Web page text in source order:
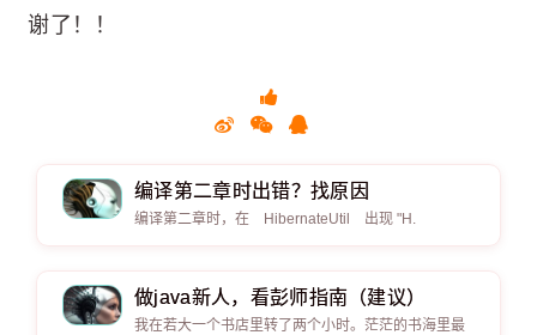
谢了！！
编译第二章时出错？找原因
编译第二章时，在 HibernateUtil 出现 "H.
做java新人，看彭师指南（建议）
我在若大一个书店里转了两个小时。茫茫的书海里最